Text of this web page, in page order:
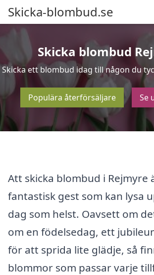
Skicka-blombud.se
Skicka blombud
Skicka ett blombud idag till någon du
Populära återförsäljare Se
Att skicka blombud i Rejmyre
fantastisk gest som kan lysa
dag som helst. Oavsett om
om en födelsedag, ett
för att sprida lite glädje, så
blommor som passar varje